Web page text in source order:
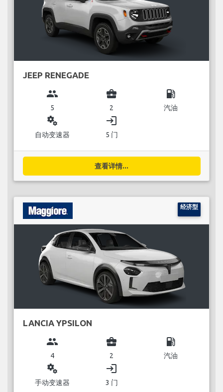
JEEP RENEGADE
group
5
business_center
2
local_gas_station
汽油
miscellaneous_services
自动变速器
login
5 门
查看详情...
经济型
LANCIA YPSILON
group
4
business_center
2
local_gas_station
汽油
miscellaneous_services
手动变速器
login
3 门